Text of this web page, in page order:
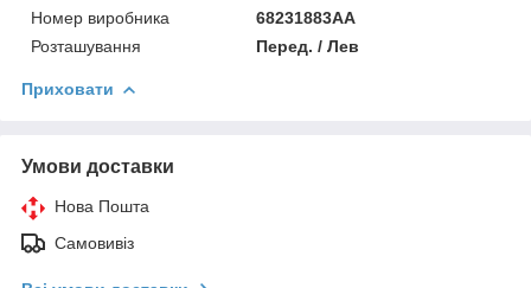
Номер виробника
68231883AA
Розташування
Перед. / Лев
Приховати
Умови доставки
Нова Пошта
Самовивіз